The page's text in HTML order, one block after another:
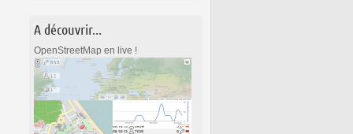
A découvrir...
OpenStreetMap en live !